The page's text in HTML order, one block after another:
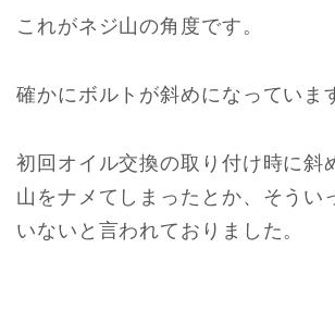
これがネジ山の角度です。
確かにボルトが斜めになっていま
初回オイル交換の取り付け時に斜
山をナメてしまったとか、そうい
いないと言われておりました。